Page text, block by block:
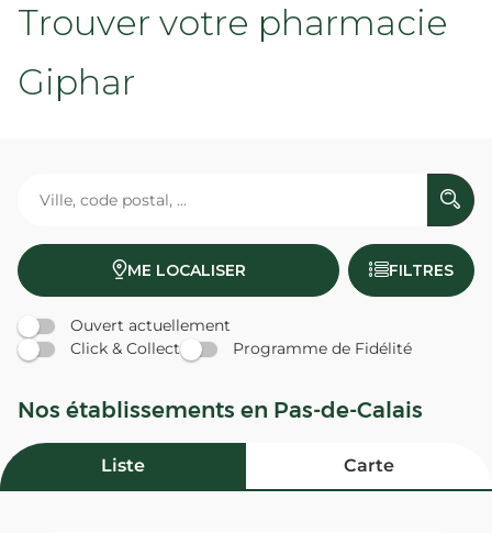
Trouver votre pharmacie
Giphar
ME LOCALISER FILTRES
Ouvert actuellement
Click & Collect
Programme de Fidélité
Nos établissements en Pas-de-Calais
Liste Carte